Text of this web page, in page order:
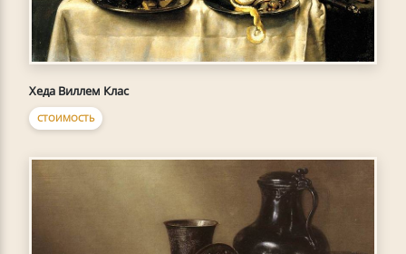
Хеда Виллем Клас
СТОИМОСТЬ